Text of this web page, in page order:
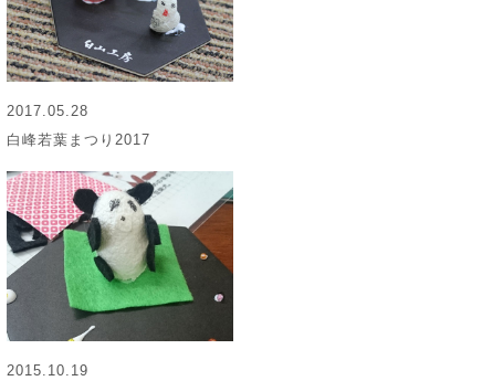
2017.05.28
白峰若葉まつり2017
2015.10.19